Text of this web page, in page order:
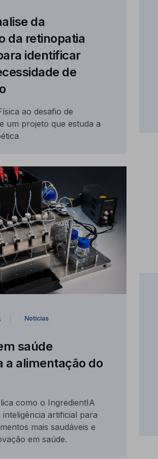
da
da retinopatia
identificar
de
ao desafio de
um projeto que estuda a
Notícias
saúde
a alimentação do
como o IngredientIA
artificial para
mais saudáveis e
em saúde.